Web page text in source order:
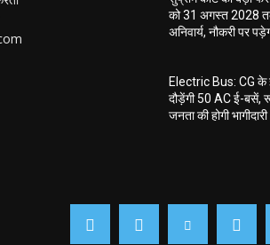
को 31 अगस्त 2028
अनिवार्य, नौकरी पर
Electric Bus: CG के
दौड़ेंगी 50 AC ई-बसें,
जनता की होगी भागीदारी